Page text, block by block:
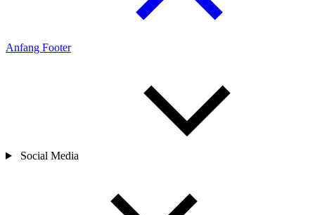
Anfang Footer
Social Media